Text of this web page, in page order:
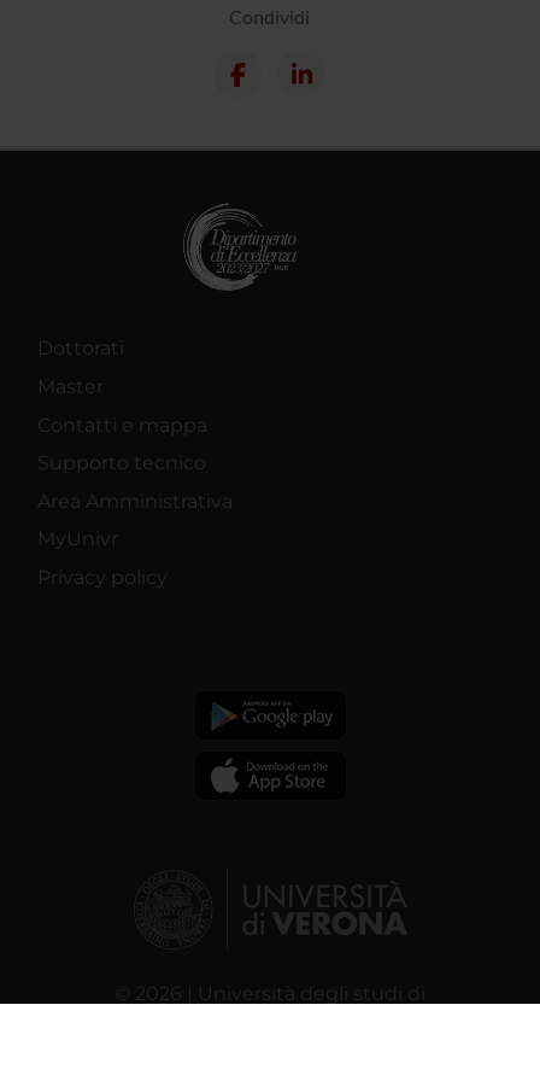
Condividi
Dottorati
Master
Contatti e mappa
Supporto tecnico
Area Amministrativa
MyUnivr
Privacy policy
© 2026 | Università degli studi di